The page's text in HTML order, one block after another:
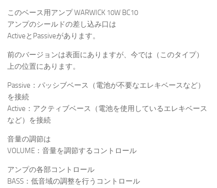
このベース用アンプ WARWICK 10W BC10
アンプのシールドの差し込み口は
ActiveとPassiveがあります。
前のバージョンは表面にありますが、今では（このタイプ）
上の位置にあります。
Passive：パッシブベース（電池が不要なエレキベースなど）
を接続
Active：アクティブベース（電池を使用しているエレキベース
など）を接続
音量の調節は
VOLUME：音量を調節するコントロール
アンプの各部コントロール
BASS：低音域の調整を行うコントロール